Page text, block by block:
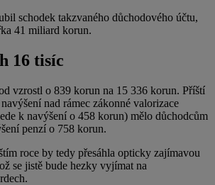
schodek takzvaného důchodového účtu,
41 miliard korun.
16 tisíc
vzrostl o 839 korun na 15 336 korun. Příští
nad rámec zákonné valorizace
k navýšení o 458 korun) mělo důchodcům
penzí o 758 korun.
roce by tedy přesáhla opticky zajímavou
se jistě bude hezky vyjímat na